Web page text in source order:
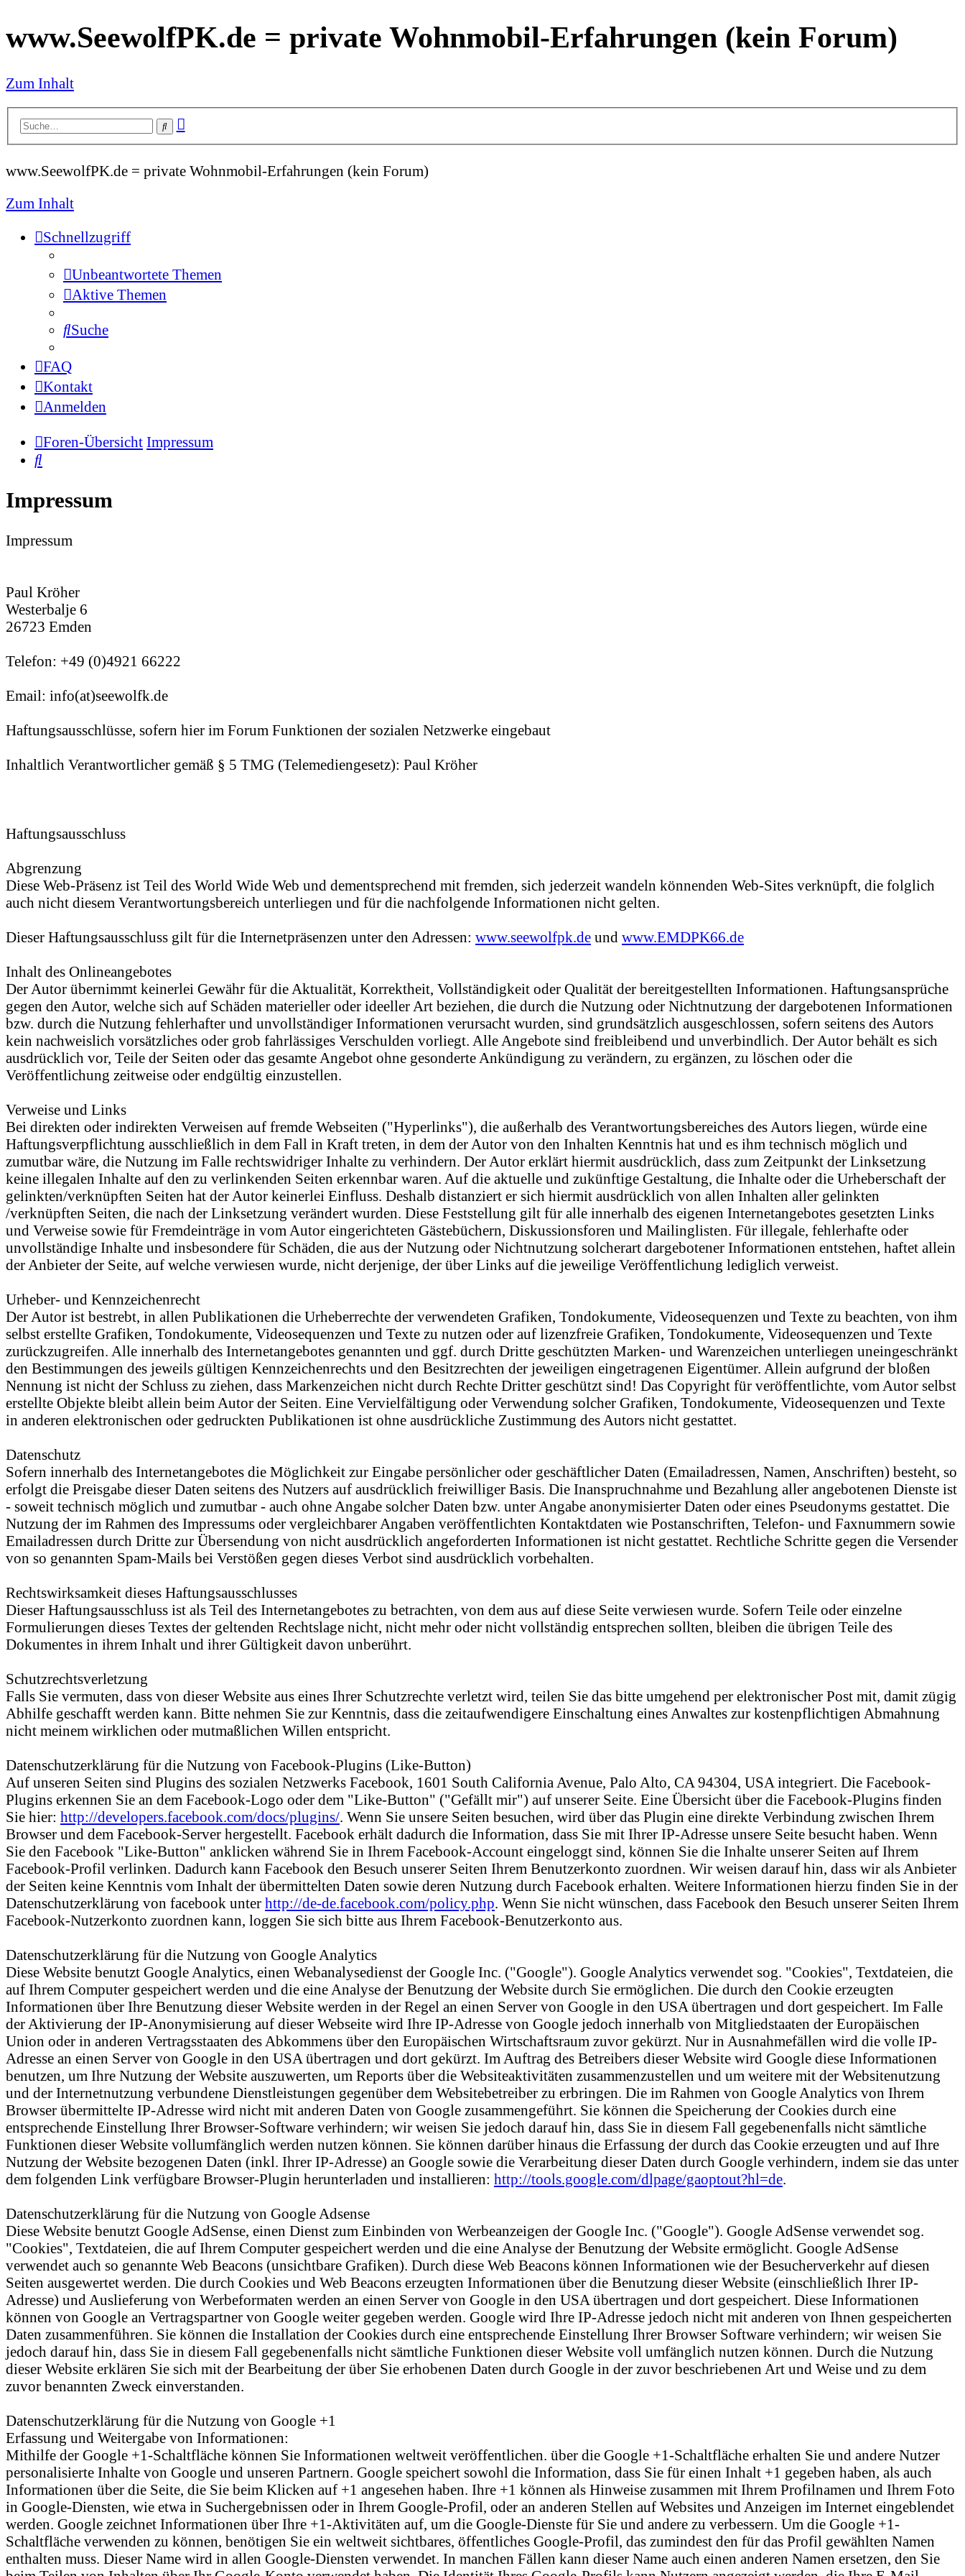
www.SeewolfPK.de = private Wohnmobil-Erfahrungen (kein Forum)
Zum Inhalt
SucheErweiterte
www.SeewolfPK.de = private Wohnmobil-Erfahrungen (kein Forum)
Zum Inhalt
Schnellzugriff
Unbeantwortete Themen
Aktive Themen
Suche
FAQ
Kontakt
Anmelden
Foren-Übersicht Impressum
Impressum
Impressum
Paul Kröher
Westerbalje 6
26723 Emden
Telefon: +49 (0)4921 66222
Email: info(at)seewolfk.de
Haftungsausschlüsse, sofern hier im Forum Funktionen der sozialen Netzwerke eingebaut
Inhaltlich Verantwortlicher gemäß § 5 TMG (Telemediengesetz): Paul Kröher
Haftungsausschluss
Abgrenzung
Diese Web-Präsenz ist Teil des World Wide Web und dementsprechend mit fremden, sich jederzeit wandeln könnenden Web-Sites verknüpft, die folglich
auch nicht diesem Verantwortungsbereich unterliegen und für die nachfolgende Informationen nicht gelten.
Dieser Haftungsausschluss gilt für die Internetpräsenzen unter den Adressen: www.seewolfpk.de und www.EMDPK66.de
Inhalt des Onlineangebotes
Der Autor übernimmt keinerlei Gewähr für die Aktualität, Korrektheit, Vollständigkeit oder Qualität der bereitgestellten Informationen. Haftungsansprüche
gegen den Autor, welche sich auf Schäden materieller oder ideeller Art beziehen, die durch die Nutzung oder Nichtnutzung der dargebotenen Informationen
bzw. durch die Nutzung fehlerhafter und unvollständiger Informationen verursacht wurden, sind grundsätzlich ausgeschlossen, sofern seitens des Autors
kein nachweislich vorsätzliches oder grob fahrlässiges Verschulden vorliegt. Alle Angebote sind freibleibend und unverbindlich. Der Autor behält es sich
ausdrücklich vor, Teile der Seiten oder das gesamte Angebot ohne gesonderte Ankündigung zu verändern, zu ergänzen, zu löschen oder die
Veröffentlichung zeitweise oder endgültig einzustellen.
Verweise und Links
Bei direkten oder indirekten Verweisen auf fremde Webseiten ("Hyperlinks"), die außerhalb des Verantwortungsbereiches des Autors liegen, würde eine
Haftungsverpflichtung ausschließlich in dem Fall in Kraft treten, in dem der Autor von den Inhalten Kenntnis hat und es ihm technisch möglich und
zumutbar wäre, die Nutzung im Falle rechtswidriger Inhalte zu verhindern. Der Autor erklärt hiermit ausdrücklich, dass zum Zeitpunkt der Linksetzung
keine illegalen Inhalte auf den zu verlinkenden Seiten erkennbar waren. Auf die aktuelle und zukünftige Gestaltung, die Inhalte oder die Urheberschaft der
gelinkten/verknüpften Seiten hat der Autor keinerlei Einfluss. Deshalb distanziert er sich hiermit ausdrücklich von allen Inhalten aller gelinkten
/verknüpften Seiten, die nach der Linksetzung verändert wurden. Diese Feststellung gilt für alle innerhalb des eigenen Internetangebotes gesetzten Links
und Verweise sowie für Fremdeinträge in vom Autor eingerichteten Gästebüchern, Diskussionsforen und Mailinglisten. Für illegale, fehlerhafte oder
unvollständige Inhalte und insbesondere für Schäden, die aus der Nutzung oder Nichtnutzung solcherart dargebotener Informationen entstehen, haftet allein
der Anbieter der Seite, auf welche verwiesen wurde, nicht derjenige, der über Links auf die jeweilige Veröffentlichung lediglich verweist.
Urheber- und Kennzeichenrecht
Der Autor ist bestrebt, in allen Publikationen die Urheberrechte der verwendeten Grafiken, Tondokumente, Videosequenzen und Texte zu beachten, von ihm
selbst erstellte Grafiken, Tondokumente, Videosequenzen und Texte zu nutzen oder auf lizenzfreie Grafiken, Tondokumente, Videosequenzen und Texte
zurückzugreifen. Alle innerhalb des Internetangebotes genannten und ggf. durch Dritte geschützten Marken- und Warenzeichen unterliegen uneingeschränkt
den Bestimmungen des jeweils gültigen Kennzeichenrechts und den Besitzrechten der jeweiligen eingetragenen Eigentümer. Allein aufgrund der bloßen
Nennung ist nicht der Schluss zu ziehen, dass Markenzeichen nicht durch Rechte Dritter geschützt sind! Das Copyright für veröffentlichte, vom Autor selbst
erstellte Objekte bleibt allein beim Autor der Seiten. Eine Vervielfältigung oder Verwendung solcher Grafiken, Tondokumente, Videosequenzen und Texte
in anderen elektronischen oder gedruckten Publikationen ist ohne ausdrückliche Zustimmung des Autors nicht gestattet.
Datenschutz
Sofern innerhalb des Internetangebotes die Möglichkeit zur Eingabe persönlicher oder geschäftlicher Daten (Emailadressen, Namen, Anschriften) besteht, so
erfolgt die Preisgabe dieser Daten seitens des Nutzers auf ausdrücklich freiwilliger Basis. Die Inanspruchnahme und Bezahlung aller angebotenen Dienste ist
- soweit technisch möglich und zumutbar - auch ohne Angabe solcher Daten bzw. unter Angabe anonymisierter Daten oder eines Pseudonyms gestattet. Die
Nutzung der im Rahmen des Impressums oder vergleichbarer Angaben veröffentlichten Kontaktdaten wie Postanschriften, Telefon- und Faxnummern sowie
Emailadressen durch Dritte zur Übersendung von nicht ausdrücklich angeforderten Informationen ist nicht gestattet. Rechtliche Schritte gegen die Versender
von so genannten Spam-Mails bei Verstößen gegen dieses Verbot sind ausdrücklich vorbehalten.
Rechtswirksamkeit dieses Haftungsausschlusses
Dieser Haftungsausschluss ist als Teil des Internetangebotes zu betrachten, von dem aus auf diese Seite verwiesen wurde. Sofern Teile oder einzelne
Formulierungen dieses Textes der geltenden Rechtslage nicht, nicht mehr oder nicht vollständig entsprechen sollten, bleiben die übrigen Teile des
Dokumentes in ihrem Inhalt und ihrer Gültigkeit davon unberührt.
Schutzrechtsverletzung
Falls Sie vermuten, dass von dieser Website aus eines Ihrer Schutzrechte verletzt wird, teilen Sie das bitte umgehend per elektronischer Post mit, damit zügig
Abhilfe geschafft werden kann. Bitte nehmen Sie zur Kenntnis, dass die zeitaufwendigere Einschaltung eines Anwaltes zur kostenpflichtigen Abmahnung
nicht meinem wirklichen oder mutmaßlichen Willen entspricht.
Datenschutzerklärung für die Nutzung von Facebook-Plugins (Like-Button)
Auf unseren Seiten sind Plugins des sozialen Netzwerks Facebook, 1601 South California Avenue, Palo Alto, CA 94304, USA integriert. Die Facebook-
Plugins erkennen Sie an dem Facebook-Logo oder dem "Like-Button" ("Gefällt mir") auf unserer Seite. Eine Übersicht über die Facebook-Plugins finden
Sie hier: http://developers.facebook.com/docs/plugins/. Wenn Sie unsere Seiten besuchen, wird über das Plugin eine direkte Verbindung zwischen Ihrem
Browser und dem Facebook-Server hergestellt. Facebook erhält dadurch die Information, dass Sie mit Ihrer IP-Adresse unsere Seite besucht haben. Wenn
Sie den Facebook "Like-Button" anklicken während Sie in Ihrem Facebook-Account eingeloggt sind, können Sie die Inhalte unserer Seiten auf Ihrem
Facebook-Profil verlinken. Dadurch kann Facebook den Besuch unserer Seiten Ihrem Benutzerkonto zuordnen. Wir weisen darauf hin, dass wir als Anbieter
der Seiten keine Kenntnis vom Inhalt der übermittelten Daten sowie deren Nutzung durch Facebook erhalten. Weitere Informationen hierzu finden Sie in der
Datenschutzerklärung von facebook unter http://de-de.facebook.com/policy.php. Wenn Sie nicht wünschen, dass Facebook den Besuch unserer Seiten Ihrem
Facebook-Nutzerkonto zuordnen kann, loggen Sie sich bitte aus Ihrem Facebook-Benutzerkonto aus.
Datenschutzerklärung für die Nutzung von Google Analytics
Diese Website benutzt Google Analytics, einen Webanalysedienst der Google Inc. ("Google"). Google Analytics verwendet sog. "Cookies", Textdateien, die
auf Ihrem Computer gespeichert werden und die eine Analyse der Benutzung der Website durch Sie ermöglichen. Die durch den Cookie erzeugten
Informationen über Ihre Benutzung dieser Website werden in der Regel an einen Server von Google in den USA übertragen und dort gespeichert. Im Falle
der Aktivierung der IP-Anonymisierung auf dieser Webseite wird Ihre IP-Adresse von Google jedoch innerhalb von Mitgliedstaaten der Europäischen
Union oder in anderen Vertragsstaaten des Abkommens über den Europäischen Wirtschaftsraum zuvor gekürzt. Nur in Ausnahmefällen wird die volle IP-
Adresse an einen Server von Google in den USA übertragen und dort gekürzt. Im Auftrag des Betreibers dieser Website wird Google diese Informationen
benutzen, um Ihre Nutzung der Website auszuwerten, um Reports über die Websiteaktivitäten zusammenzustellen und um weitere mit der Websitenutzung
und der Internetnutzung verbundene Dienstleistungen gegenüber dem Websitebetreiber zu erbringen. Die im Rahmen von Google Analytics von Ihrem
Browser übermittelte IP-Adresse wird nicht mit anderen Daten von Google zusammengeführt. Sie können die Speicherung der Cookies durch eine
entsprechende Einstellung Ihrer Browser-Software verhindern; wir weisen Sie jedoch darauf hin, dass Sie in diesem Fall gegebenenfalls nicht sämtliche
Funktionen dieser Website vollumfänglich werden nutzen können. Sie können darüber hinaus die Erfassung der durch das Cookie erzeugten und auf Ihre
Nutzung der Website bezogenen Daten (inkl. Ihrer IP-Adresse) an Google sowie die Verarbeitung dieser Daten durch Google verhindern, indem sie das unter
dem folgenden Link verfügbare Browser-Plugin herunterladen und installieren: http://tools.google.com/dlpage/gaoptout?hl=de.
Datenschutzerklärung für die Nutzung von Google Adsense
Diese Website benutzt Google AdSense, einen Dienst zum Einbinden von Werbeanzeigen der Google Inc. ("Google"). Google AdSense verwendet sog.
"Cookies", Textdateien, die auf Ihrem Computer gespeichert werden und die eine Analyse der Benutzung der Website ermöglicht. Google AdSense
verwendet auch so genannte Web Beacons (unsichtbare Grafiken). Durch diese Web Beacons können Informationen wie der Besucherverkehr auf diesen
Seiten ausgewertet werden. Die durch Cookies und Web Beacons erzeugten Informationen über die Benutzung dieser Website (einschließlich Ihrer IP-
Adresse) und Auslieferung von Werbeformaten werden an einen Server von Google in den USA übertragen und dort gespeichert. Diese Informationen
können von Google an Vertragspartner von Google weiter gegeben werden. Google wird Ihre IP-Adresse jedoch nicht mit anderen von Ihnen gespeicherten
Daten zusammenführen. Sie können die Installation der Cookies durch eine entsprechende Einstellung Ihrer Browser Software verhindern; wir weisen Sie
jedoch darauf hin, dass Sie in diesem Fall gegebenenfalls nicht sämtliche Funktionen dieser Website voll umfänglich nutzen können. Durch die Nutzung
dieser Website erklären Sie sich mit der Bearbeitung der über Sie erhobenen Daten durch Google in der zuvor beschriebenen Art und Weise und zu dem
zuvor benannten Zweck einverstanden.
Datenschutzerklärung für die Nutzung von Google +1
Erfassung und Weitergabe von Informationen:
Mithilfe der Google +1-Schaltfläche können Sie Informationen weltweit veröffentlichen. über die Google +1-Schaltfläche erhalten Sie und andere Nutzer
personalisierte Inhalte von Google und unseren Partnern. Google speichert sowohl die Information, dass Sie für einen Inhalt +1 gegeben haben, als auch
Informationen über die Seite, die Sie beim Klicken auf +1 angesehen haben. Ihre +1 können als Hinweise zusammen mit Ihrem Profilnamen und Ihrem Foto
in Google-Diensten, wie etwa in Suchergebnissen oder in Ihrem Google-Profil, oder an anderen Stellen auf Websites und Anzeigen im Internet eingeblendet
werden. Google zeichnet Informationen über Ihre +1-Aktivitäten auf, um die Google-Dienste für Sie und andere zu verbessern. Um die Google +1-
Schaltfläche verwenden zu können, benötigen Sie ein weltweit sichtbares, öffentliches Google-Profil, das zumindest den für das Profil gewählten Namen
enthalten muss. Dieser Name wird in allen Google-Diensten verwendet. In manchen Fällen kann dieser Name auch einen anderen Namen ersetzen, den Sie